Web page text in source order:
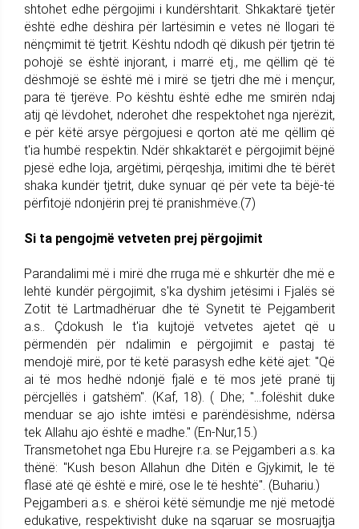
shtohet edhe përgojimi i kundërshtarit. Shkaktarë tjetër
është edhe dëshira për lartësimin e vetes në llogari të
nënçmimit të tjetrit. Kështu ndodh që dikush për tjetrin të
pohojë se është injorant, i marrë etj., me qëllim që të
dëshmojë se është më i mirë se tjetri dhe më i mençur,
para të tjerëve. Po kështu është edhe me smirën ndaj
atij që lëvdohet, nderohet dhe respektohet nga njerëzit,
e për këtë arsye përgojuesi e qorton atë me qëllim që
t'ia humbë respektin. Ndër shkaktarët e përgojimit bëjnë
pjesë edhe loja, argëtimi, përqeshja, imitimi dhe të bërët
shaka kundër tjetrit, duke synuar që për vete ta bëjë-të
përfitojë ndonjërin prej të pranishmëve.(7)
Si ta pengojmë vetveten prej përgojimit
Parandalimi më i mirë dhe rruga më e shkurtër dhe më e
lehtë kundër përgojimit, s'ka dyshim jetësimi i Fjalës së
Zotit të Lartmadhëruar dhe të Synetit të Pejgamberit
a.s.. Çdokush le t'ia kujtojë vetvetes ajetet që u
përmendën për ndalimin e përgojimit e pastaj të
mendojë mirë, por të ketë parasysh edhe këtë ajet: "Që
ai të mos hedhë ndonjë fjalë e të mos jetë pranë tij
përcjellës i gatshëm". (Kaf, 18). ( Dhe; "…folëshit duke
menduar se ajo ishte imtësi e parëndësishme, ndërsa
tek Allahu ajo është e madhe." (En-Nur,15.)
Transmetohet nga Ebu Hurejre r.a. se Pejgamberi a.s. ka
thënë: "Kush beson Allahun dhe Ditën e Gjykimit, le të
flasë atë që është e mirë, ose le të heshtë". (Buhariu.)
Pejgamberi a.s. e shëroi këtë sëmundje me një metodë
edukative, respektivisht duke na sqaruar se mosruajtja